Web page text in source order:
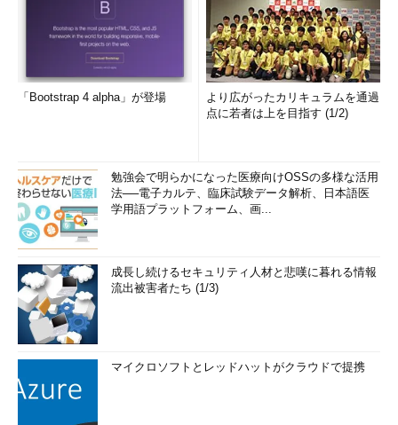
「Bootstrap 4 alpha」が登場
より広がったカリキュラムを通過
点に若者は上を目指す (1/2)
勉強会で明らかになった医療向けOSSの多様な活用
法──電子カルテ、臨床試験データ解析、日本語医
学用語プラットフォーム、画...
成長し続けるセキュリティ人材と悲嘆に暮れる情報
流出被害者たち (1/3)
マイクロソフトとレッドハットがクラウドで提携